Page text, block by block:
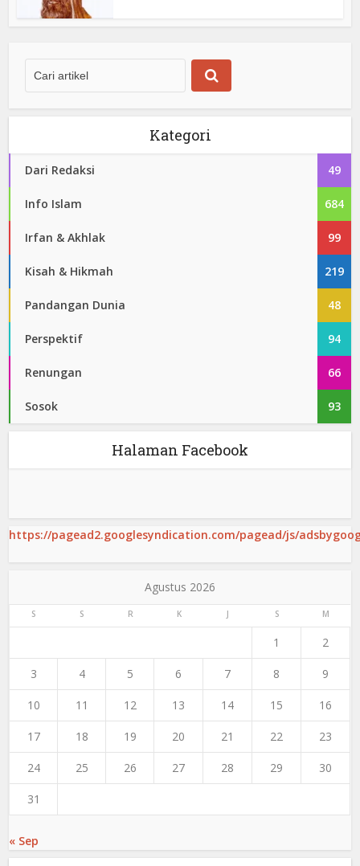
Kategori
Dari Redaksi 49
Info Islam 684
Irfan & Akhlak 99
Kisah & Hikmah 219
Pandangan Dunia 48
Perspektif 94
Renungan 66
Sosok 93
Halaman Facebook
https://pagead2.googlesyndication.com/pagead/js/
Agustus 2026
S S R K J S M
1 2
3 4 5 6 7 8 9
10 11 12 13 14 15 16
17 18 19 20 21 22 23
24 25 26 27 28 29 30
31
« Sep